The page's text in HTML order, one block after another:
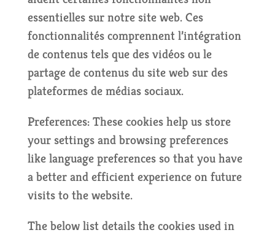
essentielles sur notre site web. Ces
fonctionnalités comprennent l’intégration
de contenus tels que des vidéos ou le
partage de contenus du site web sur des
plateformes de médias sociaux.
Preferences: These cookies help us store
your settings and browsing preferences
like language preferences so that you have
a better and efficient experience on future
visits to the website.
The below list details the cookies used in